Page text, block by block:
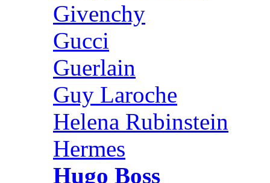
Givenchy
Gucci
Guerlain
Guy Laroche
Helena Rubinstein
Hermes
Hugo Boss